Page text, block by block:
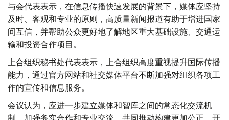
与会代表表示，在信息传播快速发展的背景下，媒体应坚持
及时、客观和专业的原则，高质量新闻报道有助于增进国家
间互信，并帮助公众更好地了解地区重大基础设施、交通运
输和投资合作项目。
上合组织秘书处代表表示，上合组织高度重视提升国际传播
能力，通过官方网站和社交媒体平台不断加强对组织各项工
作的宣传和信息服务。
会议认为，应进一步建立媒体和智库之间的常态化交流机
制，加强务实合作和专业交流，共同推动构建更加公正、开